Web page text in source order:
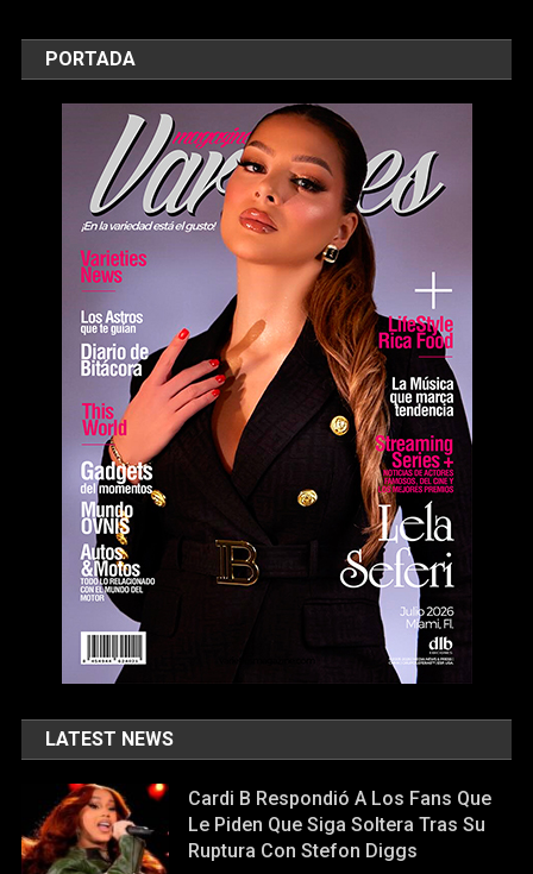
PORTADA
LATEST NEWS
Cardi B Respondió A Los Fans Que
Le Piden Que Siga Soltera Tras Su
Ruptura Con Stefon Diggs